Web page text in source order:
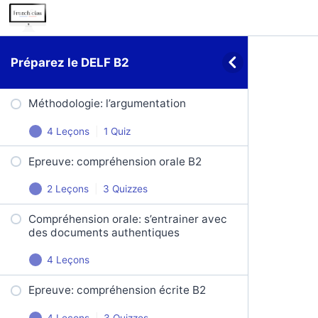
Préparez le DELF B2
Méthodologie: l’argumentation
4 Leçons 1 Quiz
Le thème et la thèse d’un texte
Les arguments
Les exemples
Le plan argumentatif
Argumentation en 150 mots
Epreuve: compréhension orale B2
2 Leçons 3 Quizzes
Compréhension orale B2: prendre
des notes
Compréhension orale: comprendre
DELF B2 compréhension orale –
Compréhension orale: s’entrainer avec
des documents authentiques
4 Leçons
L’homosexualité, un rapport contre-
Epreuve: compréhension écrite B2